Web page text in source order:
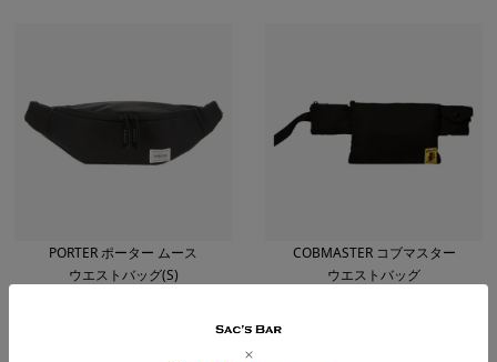
PORTER ポーター ムース
ウエストバッグ(S)
COBMASTER コブマスター
ウエストバッグ